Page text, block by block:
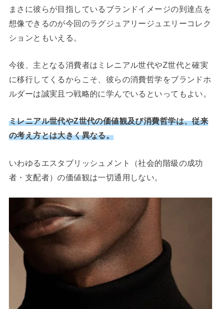
まさに彼らが目指しているブランドイメージの到達点を
想像できるのが今回のラグジュアリージュエリーコレク
ションともいえる。
今後、主となる消費者はミレニアル世代やZ世代と確実
に移行してくるからこそ、彼らの消費哲学をブランドホ
ルダーは誠実且つ戦略的に学んでいるといってもよい。
ミレニアル世代やZ世代の価値観及び消費哲学は、従来
の考え方とは大きく異なる。
いわゆるエスタブリッシュメント（社会的階級の成功
者・支配者）の価値観は一切通用しない。